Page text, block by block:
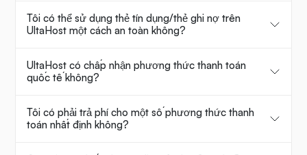
Tôi có thể sử dụng thẻ tín dụng/thẻ ghi nợ trên
UltaHost một cách an toàn không?
UltaHost có chấp nhận phương thức thanh toán
quốc tế không?
Tôi có phải trả phí cho một số phương thức thanh
toán nhất định không?